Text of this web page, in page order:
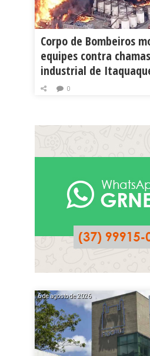
Corpo de Bombeiros
equipes contra
industrial de
0
6 de agosto de 2026